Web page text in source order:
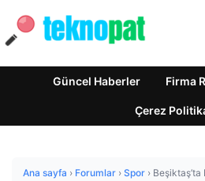
Güncel Haberler Firma
Çerez
Ana sayfa › Forumlar › Spor › Beşiktaş’ta